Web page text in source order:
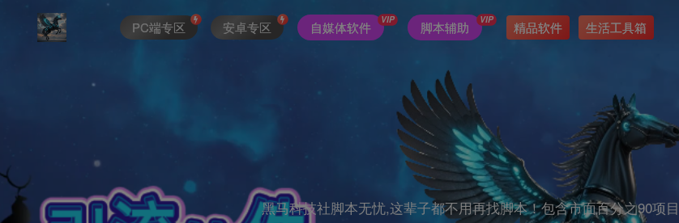
PC端专区 安卓专区 自媒体软件 VIP 脚本辅助 VIP 精品软件 生活工具箱
黑马科技社脚本无忧,这辈子都不用再找脚本！包含市面百分之90项